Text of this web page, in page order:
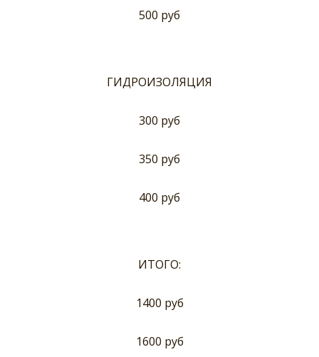
500 руб
ГИДРОИЗОЛЯЦИЯ
300 руб
350 руб
400 руб
ИТОГО:
1400 руб
1600 руб